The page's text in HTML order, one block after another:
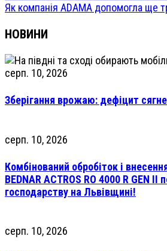
Як компанія ADAMA допомогла ще
НОВИНИ
серп. 10, 2026
Зберігання врожаю: дефіцит
серп. 10, 2026
Комбінований обробіток і
BEDNAR ACTROS RO 4000 R GEN II
господарству на Львівщині!
серп. 10, 2026